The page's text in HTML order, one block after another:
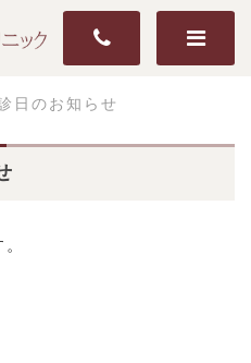
日のお知らせ